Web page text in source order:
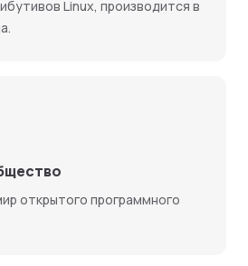
Linux, производится в
открытого программного